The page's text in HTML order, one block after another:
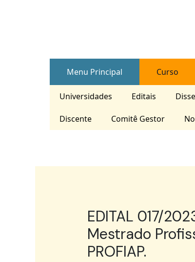
Menu Principal Curso
Universidades Editais
Discente Comitê Gestor
EDITAL 017/
Mestrado
PROFIAP.